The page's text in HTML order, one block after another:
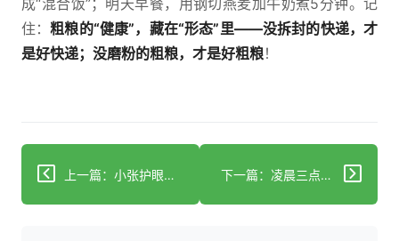
成“混合饭”；明天早餐，用钢切燕麦加牛奶煮5分钟。记
住：粗粮的“健康”，藏在“形态”里——没拆封的快递，才
是好快递；没磨粉的粗粮，才是好粗粮！
上一篇：小张护眼小李上火？枸杞喝错等于白喝 下一篇：凌晨三点还醒着？你不是失眠是身体在报警！